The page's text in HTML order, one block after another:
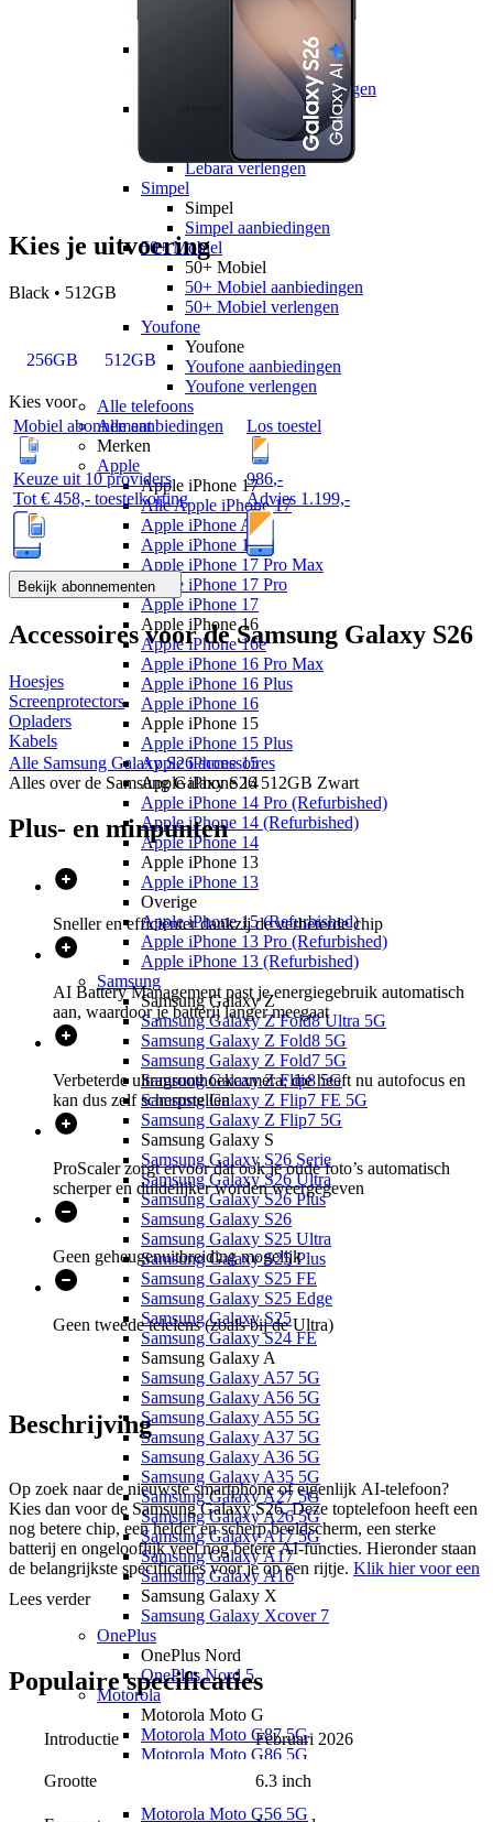
Simyo aanbiedingen
Budget Thuis
Budget Thuis aanbiedingen
Lebara aanbiedingen
Lebara verlengen
Simpel
Simpel
Simpel aanbiedingen
50+ Mobiel
50+ Mobiel
50+ Mobiel aanbiedingen
50+ Mobiel verlengen
Youfone
Youfone
Youfone aanbiedingen
Youfone verlengen
Alle telefoons
Alle aanbiedingen
Merken
Apple
Apple iPhone 17
Alle Apple iPhone 17
Apple iPhone Air
Apple iPhone 17e
Apple iPhone 17 Pro Max
Apple iPhone 17 Pro
Apple iPhone 17
Apple iPhone 16
Apple iPhone 16e
Apple iPhone 16 Pro Max
Apple iPhone 16 Plus
Apple iPhone 16
Apple iPhone 15
Apple iPhone 15 Plus
Apple iPhone 15
Apple iPhone 14
Apple iPhone 14 Pro (Refurbished)
Apple iPhone 14 (Refurbished)
Apple iPhone 14
Apple iPhone 13
Apple iPhone 13
Overige
Apple iPhone 15 (Refurbished)
Apple iPhone 13 Pro (Refurbished)
Apple iPhone 13 (Refurbished)
Samsung
Samsung Galaxy Z
Samsung Galaxy Z Fold8 Ultra 5G
Samsung Galaxy Z Fold8 5G
Samsung Galaxy Z Fold7 5G
Samsung Galaxy Z Flip8 5G
Samsung Galaxy Z Flip7 FE 5G
Samsung Galaxy Z Flip7 5G
Samsung Galaxy S
Samsung Galaxy S26 Serie
Samsung Galaxy S26 Ultra
Samsung Galaxy S26 Plus
Samsung Galaxy S26
Samsung Galaxy S25 Ultra
Samsung Galaxy S25 Plus
Samsung Galaxy S25 FE
Samsung Galaxy S25 Edge
Samsung Galaxy S25
Samsung Galaxy S24 FE
Samsung Galaxy A
Samsung Galaxy A57 5G
Samsung Galaxy A56 5G
Samsung Galaxy A55 5G
Samsung Galaxy A37 5G
Samsung Galaxy A36 5G
Samsung Galaxy A35 5G
Samsung Galaxy A27 5G
Samsung Galaxy A26 5G
Samsung Galaxy A17 5G
Samsung Galaxy A17
Samsung Galaxy A16
Samsung Galaxy X
Samsung Galaxy Xcover 7
OnePlus
OnePlus Nord
OnePlus Nord 5
Motorola
Motorola Moto G
Motorola Moto G87 5G
Motorola Moto G86 5G
Motorola Moto G77
Motorola Moto G56 5G
Kies je uitvoering
Black • 512GB
256GB 512GB
Kies voor
Mobiel abonnement
Keuze uit 10 providers
Tot € 458,- toestelkorting
Los toestel
986,-
Advies 1.199,-
Bekijk abonnementen
Accessoires voor deSamsung Galaxy S26
Hoesjes
Screenprotectors
Opladers
Kabels
Alle Samsung Galaxy S26accessoires
Alles over de Samsung Galaxy S26 512GB Zwart
Plus- en minpunten
Sneller en efficiënter dankzij de verbeterde chip
AI Battery Management past je energiegebruik automatisch
aan, waardoor je batterij langer meegaat
Verbeterde ultragroothoekcamera; die heeft nu autofocus en
kan dus zelf scherpstellen
ProScaler zorgt ervoor dat ook je oude foto’s automatisch
scherper en duidelijker worden weergegeven
Geen geheugenuitbreiding mogelijk
Geen tweede telelens (zoals bij de Ultra)
Beschrijving
Op zoek naar de nieuwste smartphone of eigenlijk AI-telefoon?
Kies dan voor de Samsung Galaxy S26. Deze toptelefoon heeft een
nog betere chip, een helder en scherp beeldscherm, een sterke
batterij en ongelooflijk veel nog betere AI-functies. Hieronder staan
de belangrijkste specificaties voor je op een rijtje. Klik hier voor een
of scrol verder naar beneden.
Nieuwe en verbeterde Galaxy AI-functies
Krachtige Exynos 2600 (2nm) processor – zeer snel en
energiezuinig
Compact en scherp 6.3 inch, QHD+, Dynamic AMOLED 2X
120 Hertz verversingssnelheid
50MP camera met OIS + 3x optische zoom
8K video-opname mogelijk
4.300 mAh batterij met 25W snelladen
7 jaar beveiligingsupdates
Lees verder
Populairespecificaties
Introductie Februari 2026
Grootte 6.3 inch